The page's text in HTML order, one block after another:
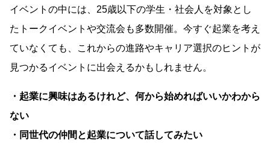
イベントの中には、25歳以下の学生・社会人を対象とし
たトークイベントや交流会も多数開催。今すぐ起業を考え
ていなくても、これからの進路やキャリア選択のヒントが
見つかるイベントに出会えるかもしれません。
・起業に興味はあるけれど、何から始めればいいかわから
ない
・同世代の仲間と起業について話してみたい